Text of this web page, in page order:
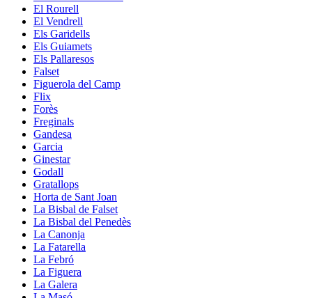
El Rourell
El Vendrell
Els Garidells
Els Guiamets
Els Pallaresos
Falset
Figuerola del Camp
Flix
Forès
Freginals
Gandesa
Garcia
Ginestar
Godall
Gratallops
Horta de Sant Joan
La Bisbal de Falset
La Bisbal del Penedès
La Canonja
La Fatarella
La Febró
La Figuera
La Galera